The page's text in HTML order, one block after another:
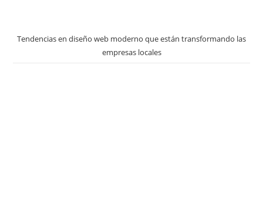
Tendencias en diseño web moderno que están transformando las
empresas locales